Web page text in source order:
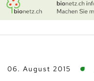
06. August 2015